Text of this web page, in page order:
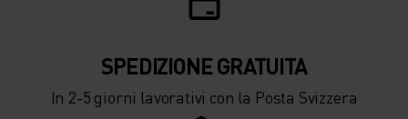
SPEDIZIONE ​​​​​​GRATUITA
In 2-5 giorni lavorativi con la Posta Svizzera